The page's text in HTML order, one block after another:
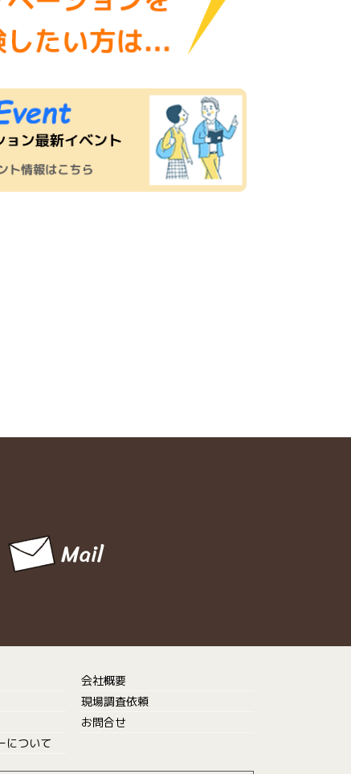
について
会社概要
現場調査依頼
お問合せ